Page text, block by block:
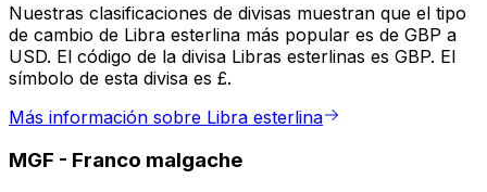
Nuestras clasificaciones de divisas muestran que el tipo
de cambio de Libra esterlina más popular es de GBP a
USD. El código de la divisa Libras esterlinas es GBP. El
símbolo de esta divisa es £.
Más información sobre Libra esterlina
MGF - Franco malgache